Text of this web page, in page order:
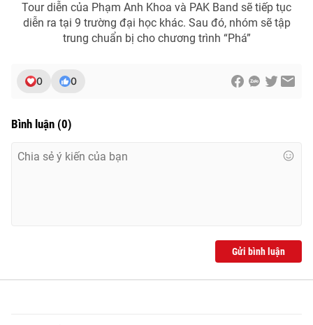
® Cấm sao chép dưới mọi hình thức nếu không có sự chấp
Tour diễn của Phạm Anh Khoa và PAK Band sẽ tiếp tục
diễn ra tại 9 trường đại học khác. Sau đó, nhóm sẽ tập
trung chuẩn bị cho chương trình “Phá”
0 0
Bình luận (0)
Gửi bình luận